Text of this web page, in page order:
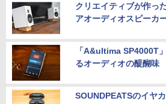
クリエイティブが作っ
アオーディオスピーカ
「A&ultima SP4000T
るオーディオの醍醐味
SOUNDPEATSのイヤ